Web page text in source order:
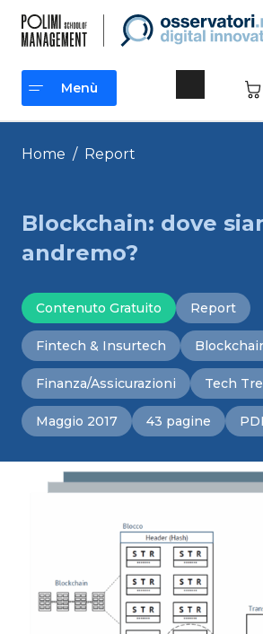
contenuto
Menù
Menù
Home / Report
Blockchain: dove
andremo?
Contenuto Gratuito Report
Fintech & Insurtech
Finanza/Assicurazioni Tech
Maggio 2017 43 pagine